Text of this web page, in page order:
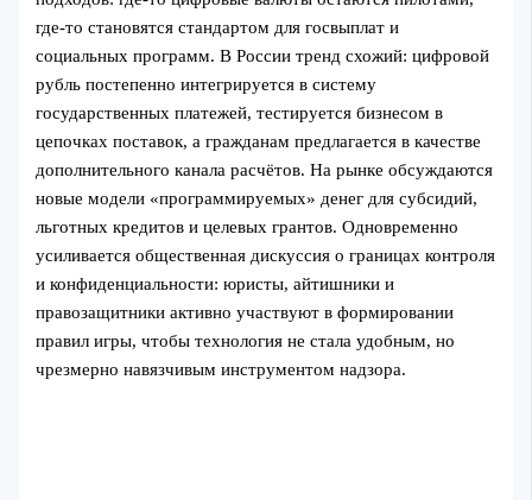
где‑то становятся стандартом для госвыплат и
социальных программ. В России тренд схожий: цифровой
рубль постепенно интегрируется в систему
государственных платежей, тестируется бизнесом в
цепочках поставок, а гражданам предлагается в качестве
дополнительного канала расчётов. На рынке обсуждаются
новые модели «программируемых» денег для субсидий,
льготных кредитов и целевых грантов. Одновременно
усиливается общественная дискуссия о границах контроля
и конфиденциальности: юристы, айтишники и
правозащитники активно участвуют в формировании
правил игры, чтобы технология не стала удобным, но
чрезмерно навязчивым инструментом надзора.